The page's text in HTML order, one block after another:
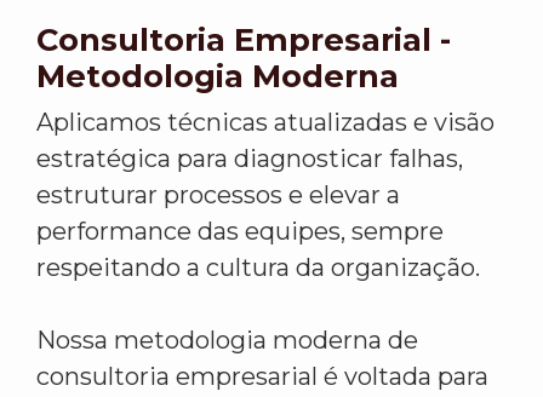
Consultoria Empresarial -
Metodologia Moderna
Aplicamos técnicas atualizadas e visão
estratégica para diagnosticar falhas,
estruturar processos e elevar a
performance das equipes, sempre
respeitando a cultura da organização.
Nossa metodologia moderna de
consultoria empresarial é voltada para